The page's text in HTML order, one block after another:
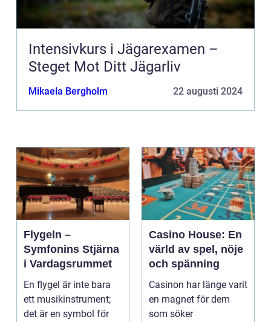
Intensivkurs i Jägarexamen –
Steget Mot Ditt Jägarliv
Mikaela Bergholm 22 augusti 2024
Flygeln –
Symfonins Stjärna
i Vardagsrummet
En flygel är inte bara
ett musikinstrument;
det är en symbol för
Casino House: En
värld av spel, nöje
och spänning
Casinon har länge varit
en magnet för dem
som söker